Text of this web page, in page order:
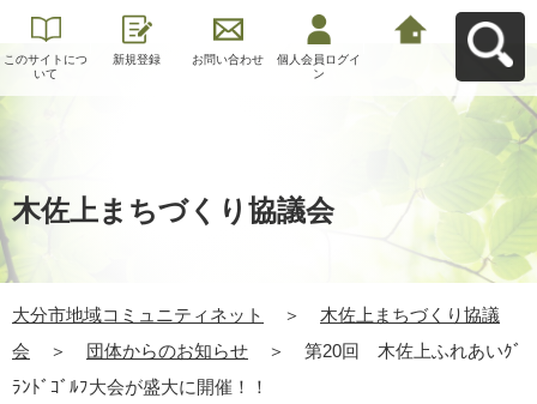
このサイトにつ
いて
新規登録 お問い合わせ
個人会員ログイ
ン
木佐上まちづくり協議会
大分市地域コミュニティネット ＞
木佐上まちづくり協議
会
＞ 団体からのお知らせ ＞
第20回 木佐上ふれあいｸﾞ
ﾗﾝﾄﾞｺﾞﾙﾌ大会が盛大に開催！！